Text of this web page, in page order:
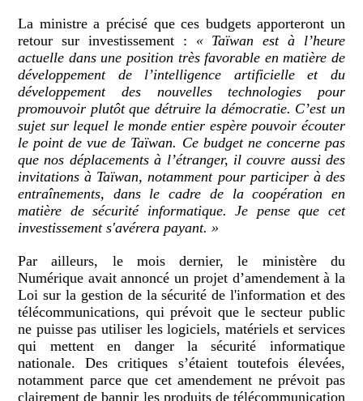
La ministre a précisé que ces budgets apporteront un
retour sur investissement : « Taïwan est à l’heure
actuelle dans une position très favorable en matière de
développement de l’intelligence artificielle et du
développement des nouvelles technologies pour
promouvoir plutôt que détruire la démocratie. C’est un
sujet sur lequel le monde entier espère pouvoir écouter
le point de vue de Taïwan. Ce budget ne concerne pas
que nos déplacements à l’étranger, il couvre aussi des
invitations à Taïwan, notamment pour participer à des
entraînements, dans le cadre de la coopération en
matière de sécurité informatique. Je pense que cet
investissement s'avérera payant. »
Par ailleurs, le mois dernier, le ministère du
Numérique avait annoncé un projet d’amendement à la
Loi sur la gestion de la sécurité de l'information et des
télécommunications, qui prévoit que le secteur public
ne puisse pas utiliser les logiciels, matériels et services
qui mettent en danger la sécurité informatique
nationale. Des critiques s’étaient toutefois élevées,
notamment parce que cet amendement ne prévoit pas
clairement de bannir les produits de télécommunication